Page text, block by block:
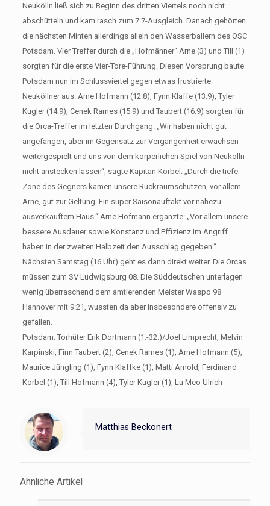
Neukölln ließ sich zu Beginn des dritten Viertels noch nicht
abschütteln und kam rasch zum 7:7-Ausgleich. Danach gehörten
die nächsten Minten allerdings allein den Wasserballern des OSC
Potsdam. Vier Treffer durch die „Hofmänner“ Arne (3) und Till (1)
sorgten für die erste Vier-Tore-Führung. Diesen Vorsprung baute
Potsdam nun im Schlussviertel gegen etwas frustrierte
Neuköllner aus. Arne Hofmann (12:8), Fynn Klaffe (13:9), Tyler
Kugler (14:9), Cenek Rames (15:9) und Taubert (16:9) sorgten für
die Orca-Treffer im letzten Durchgang. „Wir haben nicht gut
angefangen, aber im Gegensatz zur Vergangenheit erwachsen
weitergespielt und uns von dem körperlichen Spiel von Neukölln
nicht anstecken lassen“, sagte Kapitän Korbel. „Durch die tiefe
Zone des Gegners kamen unsere Rückraumschützen, vor allem
Arne, gut zur Geltung. Ein super Saisonauftakt vor nahezu
ausverkauftem Haus.“ Arne Hofmann ergänzte: „Vor allem unsere
bessere Ausdauer sowie Konstanz und Effizienz im Angriff
haben in der zweiten Halbzeit den Ausschlag gegeben.“
Nächsten Samstag (16 Uhr) geht es dann direkt weiter. Die Orcas
müssen zum SV Ludwigsburg 08. Die Süddeutschen unterlagen
wenig überraschend dem amtierenden Meister Waspo 98
Hannover mit 9:21, wussten da aber insbesondere offensiv zu
gefallen.
Potsdam: Torhüter Erik Dortmann (1.-32.)/Joel Limprecht, Melvin
Karpinski, Finn Taubert (2), Cenek Rames (1), Arne Hofmann (5),
Maurice Jüngling (1), Fynn Klaffke (1), Matti Arnold, Ferdinand
Korbel (1), Till Hofmann (4), Tyler Kugler (1), Lu Meo Ulrich
Matthias Beckonert
Ähnliche Artikel